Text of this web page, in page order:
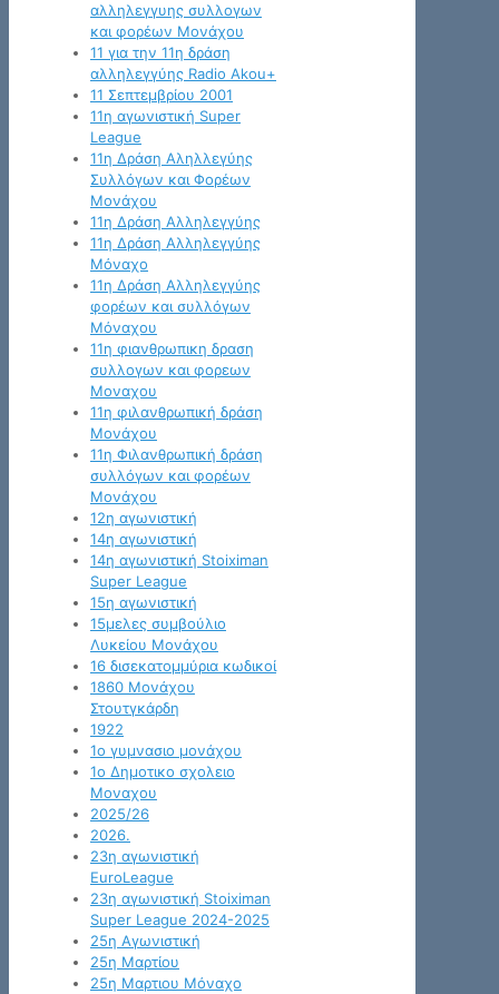
αλληλεγγυης συλλογων
και φορέων Μονάχου
11 για την 11η δράση
αλληλεγγύης Radio Akou+
11 Σεπτεμβρίου 2001
11η αγωνιστική Super
League
11η Δράση Αληλλεγύης
Συλλόγων και Φορέων
Μονάχου
11η Δράση Αλληλεγγύης
11η Δράση Αλληλεγγύης
Μόναχο
11η Δράση Αλληλεγγύης
φορέων και συλλόγων
Μόναχου
11η φιανθρωπικη δραση
συλλογων και φορεων
Μοναχου
11η φιλανθρωπική δράση
Μονάχου
11η Φιλανθρωπική δράση
συλλόγων και φορέων
Μονάχου
12η αγωνιστική
14η αγωνιστική
14η αγωνιστική Stoiximan
Super League
15η αγωνιστική
15μελες συμβούλιο
Λυκείου Μονάχου
16 δισεκατομμύρια κωδικοί
1860 Μονάχου
Στουτγκάρδη
1922
1ο γυμνασιο μονάχου
1ο Δημοτικο σχολειο
Μοναχου
2025/26
2026.
23η αγωνιστική
EuroLeague
23η αγωνιστική Stoiximan
Super League 2024-2025
25η Αγωνιστική
25η Μαρτίου
25η Μαρτιου Μόναχο